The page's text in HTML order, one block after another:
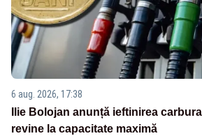
6 aug. 2026, 17:38
Ilie Bolojan anunță ieftinirea
revine la capacitate maximă